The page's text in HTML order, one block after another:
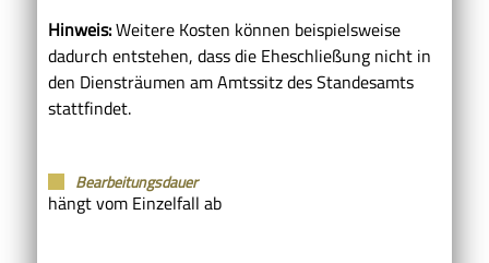
Hinweis:Weitere Kosten können beispielsweise
dadurch entstehen, dass die Eheschließung nicht in
den Diensträumen am Amtssitz des Standesamts
stattfindet.
Bearbeitungsdauer
hängt vom Einzelfall ab